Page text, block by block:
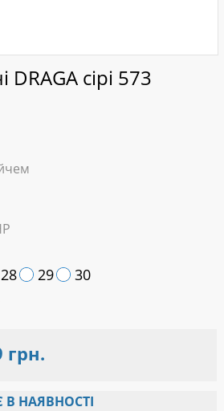
сірі 573
28 29
30
грн.
В НАЯВНОСТІ